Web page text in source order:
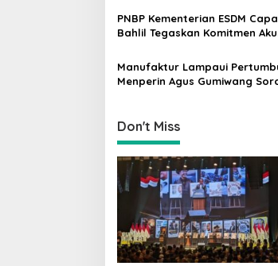
t
o
PNBP Kementerian ESDM
Bahlil Tegaskan Komitmen
Manufaktur Lampaui
Menperin Agus Gumiwang
Don't Miss